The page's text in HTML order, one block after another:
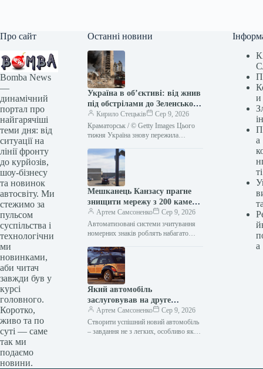
Про сайт
Bomba News
—
динамічний
портал про
найгарячіші
теми дня: від
ситуації на
лінії фронту
до курйозів,
шоу-бізнесу
та новинок
автосвіту. Ми
стежимо за
пульсом
суспільства і
технологічни
ми
новинками,
аби читач
завжди був у
курсі
головного.
Коротко,
живо та по
суті — саме
так ми
подаємо
новини.
Останні новини
Україна в об’єктиві: від жнив
під обстрілами до Зеленського
в Сербії (2-9 серпня)
Кирило Стецьків
Сер 9, 2026
Краматорськ / © Getty Images Цього
тижня Україна знову пережила
наших містах. ТСН.ua зібрав…
Мешканець Канзасу прагне
знищити мережу з 200 камер,
що, на його думку, стежила за
ним
Артем Самсоненко
Сер 9, 2026
Автоматизовані системи зчитування
номерних знаків роблять набагато
поліцію про викрадені авто. Вони
створюють базу даних, яка…
Який автомобіль
заслуговував на друге
покоління, але так і не
отримав його?
Артем Самсоненко
Сер 9, 2026
Створити успішний новий автомобіль
– завдання не з легких, особливо якщо
и
а
ті
а